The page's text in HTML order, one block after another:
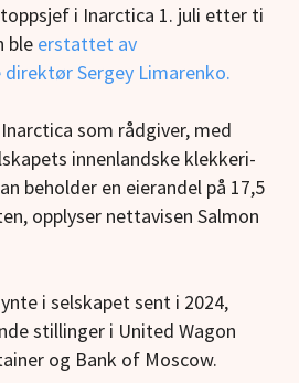
i Inarctica 1. juli etter ti
ble erstattet av
Sergey Limarenko.
som rådgiver, med
innenlandske klekkeri-
beholder en eierandel på 17,5
opplyser nettavisen Salmon
i selskapet sent i 2024,
stillinger i United Wagon
og Bank of Moscow.